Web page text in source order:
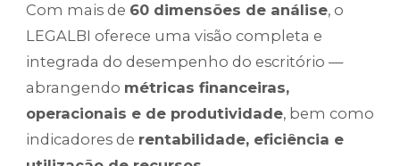
Com mais de 60 dimensões de análise, o
LEGALBI oferece uma visão completa e
integrada do desempenho do escritório —
abrangendo métricas financeiras,
operacionais e de produtividade, bem como
indicadores de rentabilidade, eficiência e